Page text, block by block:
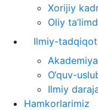
Xorijiy
Oliy
Ilmiy-
O‘quv-
Ilmiy
Hamkorlarimiz